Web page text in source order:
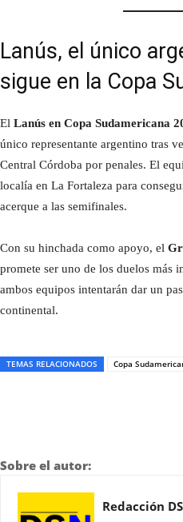
Lanús, el único
sigue en la Copa
El Lanús en Copa Sudamericana
único representante argentino tras
Central Córdoba por penales. El
localía en La Fortaleza para
acerque a las semifinales.
Con su hinchada como apoyo, el
promete ser uno de los duelos más
ambos equipos intentarán dar un
continental.
TEMAS RELACIONADOS Copa
Sobre el autor:
Redacción